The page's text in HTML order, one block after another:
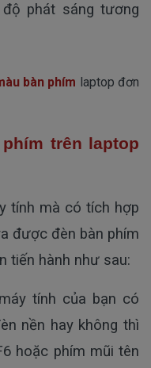
phát sáng tương
bàn phím laptop đơn
trên laptop
tính mà có tích hợp
được đèn bàn phím
tiến hành như sau:
tính của bạn có
nền hay không thì
hoặc phím mũi tên